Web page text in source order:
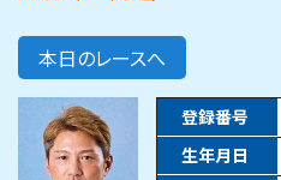
本日のレースへ
登録番号
生年月日